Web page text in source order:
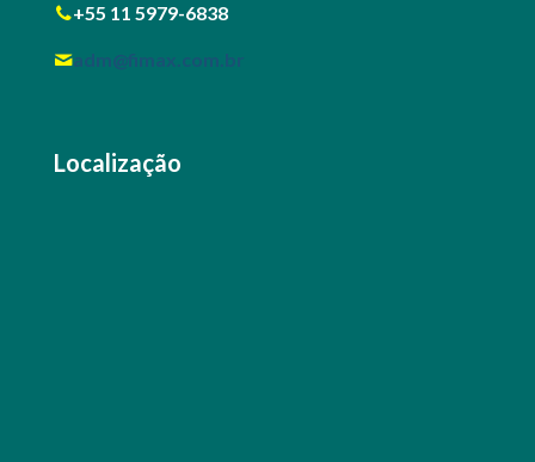
+55 11 5979-6838
adm@fimax.com.br
Localização